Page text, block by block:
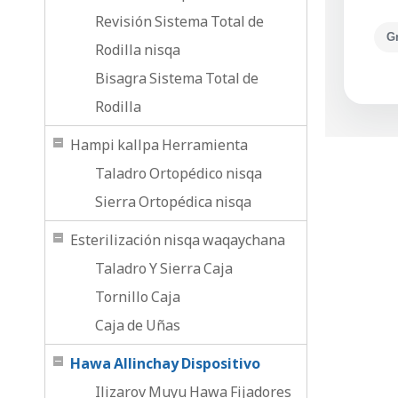
Revisión Sistema Total de
Rodilla nisqa
Bisagra Sistema Total de
Rodilla
Hampi kallpa Herramienta
Taladro Ortopédico nisqa
Sierra Ortopédica nisqa
Esterilización nisqa waqaychana
Taladro Y Sierra Caja
Tornillo Caja
Caja de Uñas
Hawa Allinchay Dispositivo
Ilizarov Muyu Hawa Fijadores